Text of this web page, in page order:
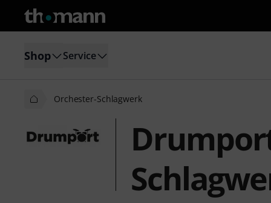
Shop Service
Orchester-Schlagwerk